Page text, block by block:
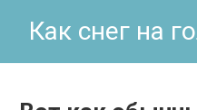
Как снег на